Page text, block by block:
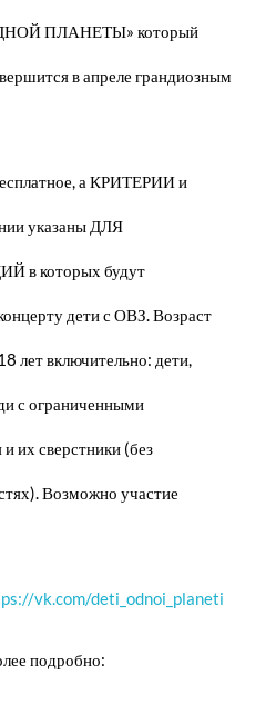
ПЛАНЕТЫ» который
в апреле грандиозным
а КРИТЕРИИ и
указаны ДЛЯ
в которых будут
дети с ОВЗ. Возраст
лет включительно: дети,
с ограниченными
их сверстники (без
Возможно участие
vk.com/deti_odnoi_planeti